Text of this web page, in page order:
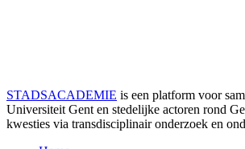
STADSACADEMIE is een platform voor
Universiteit Gent en stedelijke actoren rond
kwesties via transdisciplinair onderzoek en